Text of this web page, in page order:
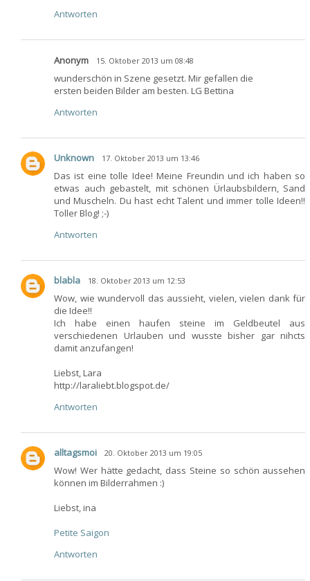
Antworten
Anonym 15. Oktober 2013 um 08:48
wunderschön in Szene gesetzt. Mir gefallen die
ersten beiden Bilder am besten. LG Bettina
Antworten
Unknown 17. Oktober 2013 um 13:46
Das ist eine tolle Idee! Meine Freundin und ich haben so
etwas auch gebastelt, mit schönen Ürlaubsbildern, Sand
und Muscheln. Du hast echt Talent und immer tolle Ideen!!
Toller Blog! ;-)
Antworten
blabla 18. Oktober 2013 um 12:53
Wow, wie wundervoll das aussieht, vielen, vielen dank für
die Idee!!
Ich habe einen haufen steine im Geldbeutel aus
verschiedenen Urlauben und wusste bisher gar nihcts
damit anzufangen!
Liebst, Lara
http://laraliebt.blogspot.de/
Antworten
alltagsmoi 20. Oktober 2013 um 19:05
Wow! Wer hätte gedacht, dass Steine so schön aussehen
können im Bilderrahmen :)
Liebst, ina
Petite Saigon
Antworten